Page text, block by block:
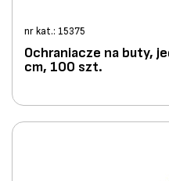
nr kat.: 15375
Ochraniacze na buty,
cm, 100 szt.